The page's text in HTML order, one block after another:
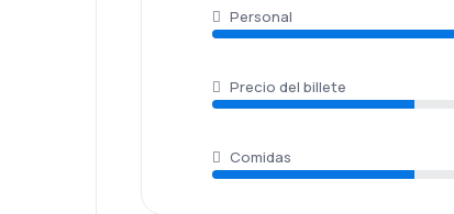
Personal
Precio del billete
Comidas